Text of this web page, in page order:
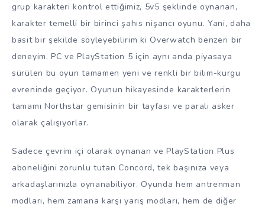
grup karakteri kontrol ettiğimiz, 5v5 şeklinde oynanan,
karakter temelli bir birinci şahıs nişancı oyunu. Yani, daha
basit bir şekilde söyleyebilirim ki Overwatch benzeri bir
deneyim. PC ve PlayStation 5 için aynı anda piyasaya
sürülen bu oyun tamamen yeni ve renkli bir bilim-kurgu
evreninde geçiyor. Oyunun hikayesinde karakterlerin
tamamı Northstar gemisinin bir tayfası ve paralı asker
olarak çalışıyorlar.
Sadece çevrim içi olarak oynanan ve PlayStation Plus
aboneliğini zorunlu tutan Concord, tek başınıza veya
arkadaşlarınızla oynanabiliyor. Oyunda hem antrenman
modları, hem zamana karşı yarış modları, hem de diğer